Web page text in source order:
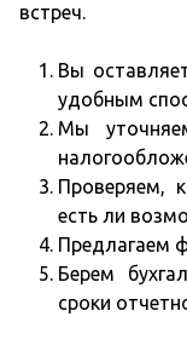
встреч.
Вы
удобным
Мы
Проверяем,
есть ли
Предлагаем
Берем
сроки